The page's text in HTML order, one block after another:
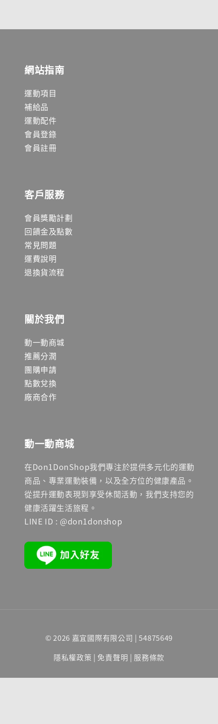
網站指南
運動項目
補給品
運動配件
會員登錄
會員註冊
客戶服務
會員獎勵計劃
回饋金及點數
常見問題
運費說明
退換貨流程
關於我們
動一動商城
推薦分潤
團購申請
點數兌換
廠商合作
動一動商城
在Don1DonShop我們專注於提供多元化的運動
商品、專業運動裝備，以及全方位的健康產品。
從提升運動表現到享受休閒活動，我們支持您的
健康活躍生活旅程。
LINE ID : @don1donshop
© 2026 嘉宜國際有限公司 | 54875649
隱私權政策 | 免責聲明 | 服務條款